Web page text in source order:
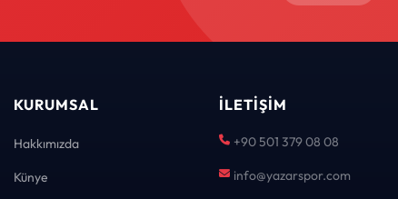
KURUMSAL
Hakkımızda
Künye
İLETIŞIM
+90 501 379 08 08
info@yazarspor.com